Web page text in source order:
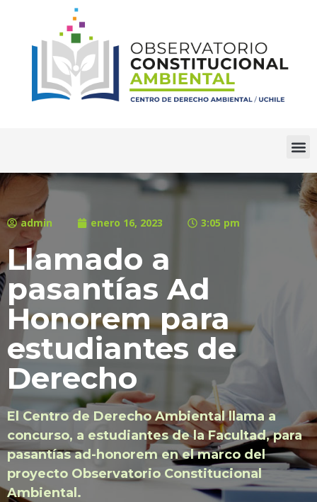
admin enero 16, 2023 3:05 pm
Llamado a
pasantías Ad
Honorem para
estudiantes de
Derecho
El Centro de Derecho Ambiental llama a
concurso, a estudiantes de la Facultad, para
pasantías ad-honorem en el marco del
proyecto Observatorio Constitucional
Ambiental.